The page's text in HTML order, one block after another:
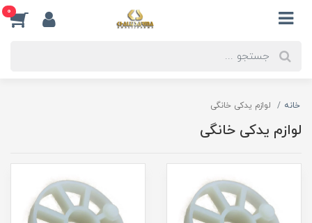
0
خانه لوازم یدکی خانگی
لوازم یدکی خانگی